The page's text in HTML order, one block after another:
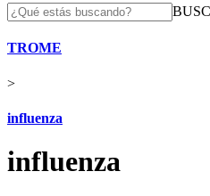
TROME
>
influenza
influenza